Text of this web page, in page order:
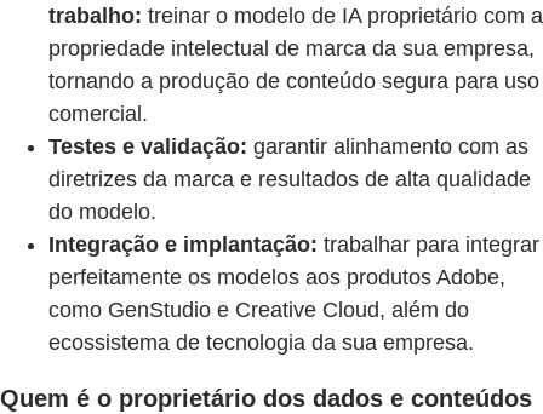
trabalho: treinar o modelo de IA proprietário com a
propriedade intelectual de marca da sua empresa,
tornando a produção de conteúdo segura para uso
comercial.
Testes e validação: garantir alinhamento com as
diretrizes da marca e resultados de alta qualidade
do modelo.
Integração e implantação: trabalhar para integrar
perfeitamente os modelos aos produtos Adobe,
como GenStudio e Creative Cloud, além do
ecossistema de tecnologia da sua empresa.
Quem é o proprietário dos dados e conteúdos